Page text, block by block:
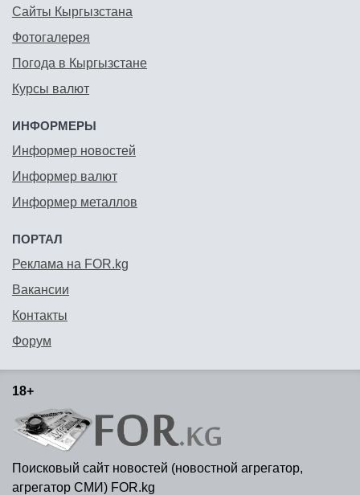
Сайты Кыргызстана
Фотогалерея
Погода в Кыргызстане
Курсы валют
ИНФОРМЕРЫ
Информер новостей
Информер валют
Информер металлов
ПОРТАЛ
Реклама на FOR.kg
Вакансии
Контакты
Форум
18+
Поисковый сайт новостей (новостной агрегатор,
агрегатор СМИ) FOR.kg